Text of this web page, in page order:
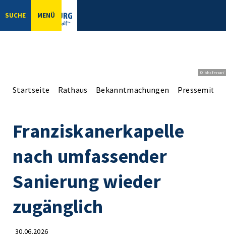
SUCHE MENÜ
© bbsferrari
Startseite Rathaus Bekanntmachungen
Franziskanerkapelle
nach umfassender
Sanierung wieder
zugänglich
30.06.2026